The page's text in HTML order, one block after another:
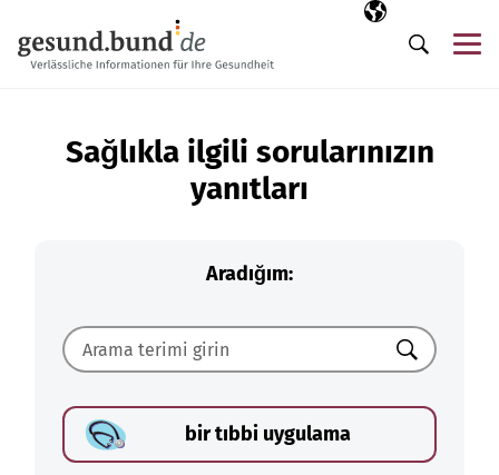
Seçili dil
TR
Arama
Sağlıkla ilgili sorularınızın
yanıtları
Aradığım:
Ara
bir tıbbi uygulama